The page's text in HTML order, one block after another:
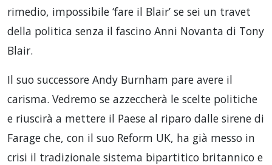
rimedio, impossibile ‘fare il Blair’ se sei un travet
della politica senza il fascino Anni Novanta di Tony
Blair.
Il suo successore Andy Burnham pare avere il
carisma. Vedremo se azzeccherà le scelte politiche
e riuscirà a mettere il Paese al riparo dalle sirene di
Farage che, con il suo Reform UK, ha già messo in
crisi il tradizionale sistema bipartitico britannico e